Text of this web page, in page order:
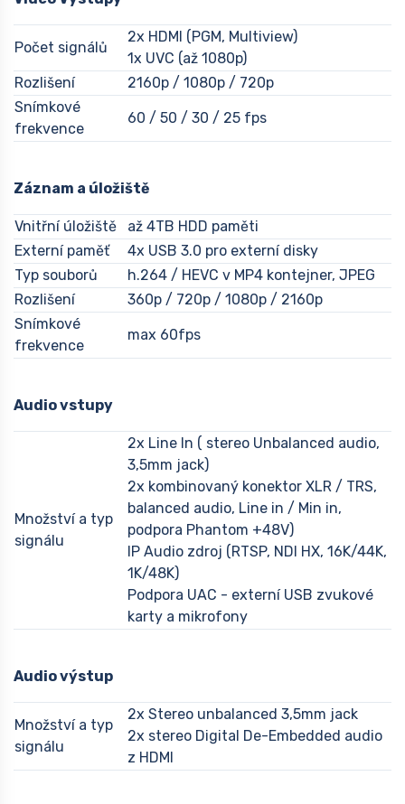
Počet signálů
2x HDMI (PGM, Multiview)
1x UVC (až 1080p)
Rozlišení
2160p / 1080p / 720p
Snímkové
frekvence
60 / 50 / 30 / 25 fps
Záznam a úložiště
Vnitřní úložiště
až 4TB HDD paměti
Externí paměť
4x USB 3.0 pro externí disky
Typ souborů
h.264 / HEVC v MP4 kontejner, JPEG
Rozlišení
360p / 720p / 1080p / 2160p
Snímkové
frekvence
max 60fps
Audio vstupy
Množství a typ
signálu
2x Line In ( stereo Unbalanced audio,
3,5mm jack)
2x kombinovaný konektor XLR / TRS,
balanced audio, Line in / Min in,
podpora Phantom +48V)
IP Audio zdroj (RTSP, NDI HX, 16K/44K,
1K/48K)
Podpora UAC - externí USB zvukové
karty a mikrofony
Audio výstup
Množství a typ
signálu
2x Stereo unbalanced 3,5mm jack
2x stereo Digital De-Embedded audio
z HDMI